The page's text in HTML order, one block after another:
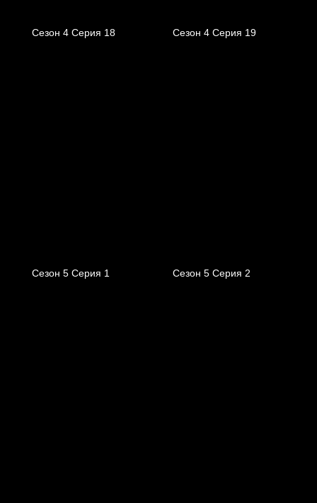
Сезон 4 Серия 18 Сезон 4 Серия 19
Сезон 5 Серия 1 Сезон 5 Серия 2